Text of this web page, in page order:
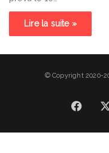
Lire la suite »
© Copyright 2020-